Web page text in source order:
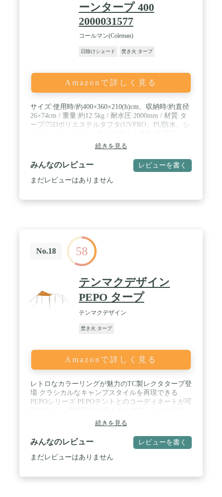
ーンタープ 400
2000031577
コールマン(Coleman)
日除けシェード 焚き火 タープ
Amazonで詳しく見る
サイズ:使用時/約400×360×210(h)cm、収納時/約直径
26×74cm / 重量:約12.5kg / 耐水圧:2000mm / 材質:タ
ープ/75Dポリエステルタフタ(UVPRO、PU防水、シ
16mm)、センターポール/アルミ合金(約直径
16mm)、ジョイントフラップポール/FRP(約直径
7.9mm) / 仕様:キャノピー、メッシュドア、ベンチ
レーション、ジョイントフラップ、ストームガード
/ 付属品:ペグ、ハンマー、ロープ、収納ケース
続きを見る
みんなのレビュー レビューを書く
まだレビューはありません
No.18 58
テンマクデザイン
PEPO タープ
テンマクデザイン
焚き火 タープ
Amazonで詳しく見る
レトロなカラーリングが魅力のTC製レクタタープ登
場 クラシカルなキャンプスタイルを再現できる
PEPOシリーズ PEPOテントとのコーディネートが可
なレクタ形状で、全長4.2m×幅3.8mの サイズはファ
ミリーやグループキャンプに最適です。 ●幕体素材
に耐久性が高く風合いの良い、ポリエステル×コッ
トンを混紡したT/C素材を使用 / ●幕体を保護する難
燃シートを取り付け可能。タープ下での焚火を楽し
続きを見る
みんなのレビュー レビューを書く
まだレビューはありません